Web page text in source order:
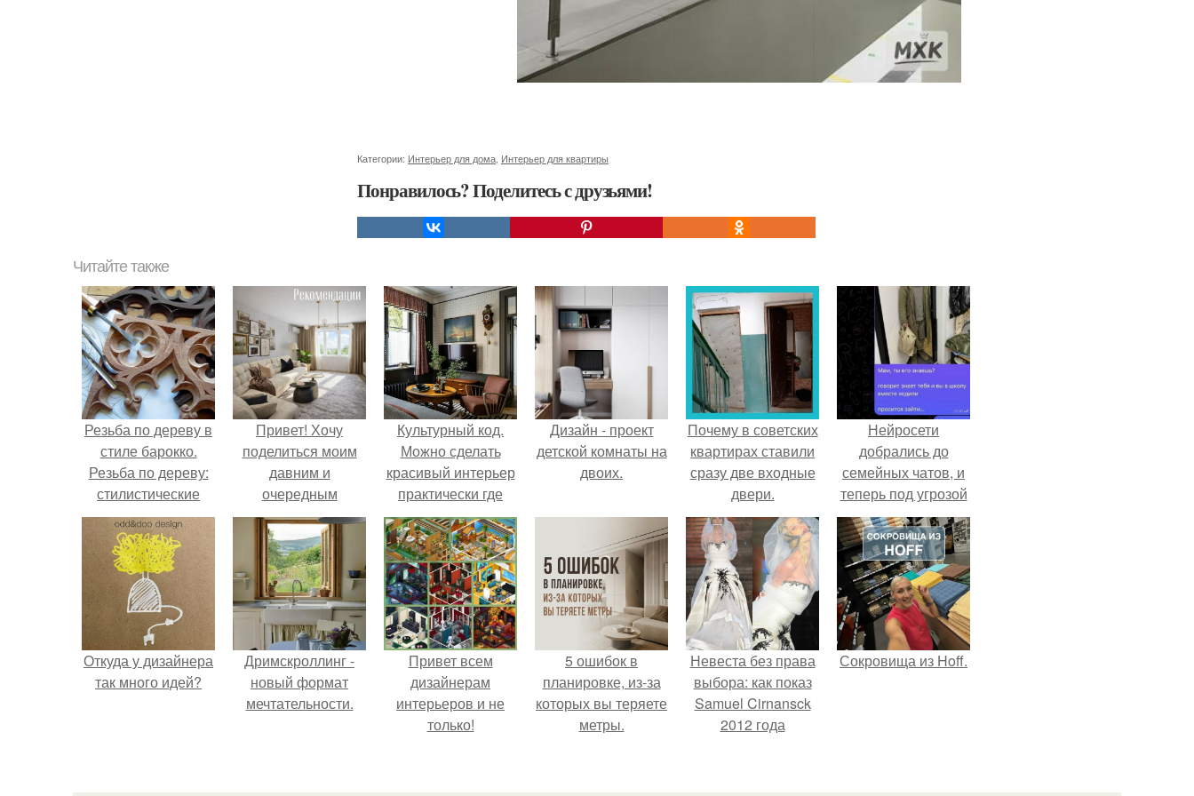
Категории: Интерьер для дома Интерьер для квартиры
Понравилось? Поделитесь с друзьями!
Читайте также
Резьба по дереву в
стиле барокко.
Резьба по дереву:
стилистические
направления и
характерные узоры.
Привет! Хочу
поделиться моим
давним и
очередным
неопубликованным
проектом.
Культурный код.
Можно сделать
красивый интерьер
практически где
угодно.
Дизайн - проект
детской комнаты на
двоих.
Почему в советских
квартирах ставили
сразу две входные
двери.
Нейросети
добрались до
семейных чатов, и
теперь под угрозой
мамины нервы.
Откуда у дизайнера
так много идей?
Дримскроллинг -
новый формат
мечтательности.
Привет всем
дизайнерам
интерьеров и не
только!
5 ошибок в
планировке, из-за
которых вы теряете
метры.
Невеста без права
выбора: как показ
Samuel Cirnansck
2012 года
принуждения.
Сокровища из Hoff.